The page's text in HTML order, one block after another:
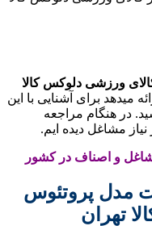
ورزشی دلوکس کالا
میدهد برای آشنایی با این
در هنگام مراجعه
مشاغل دیده ایم.
و اصناف در کشور
مدل پروتئوس
تهران